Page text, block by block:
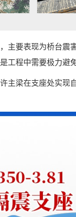
主要表现为桥台震
工程中需要极力避
主梁在支座处实现